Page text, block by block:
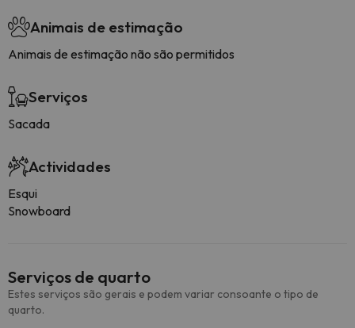
Animais de estimação
Animais de estimação não são permitidos
Serviços
Sacada
Actividades
Esqui
Snowboard
Serviços de quarto
Estes serviços são gerais e podem variar consoante o tipo de
quarto.